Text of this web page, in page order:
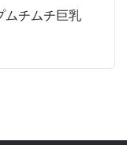
ムチムチ巨乳